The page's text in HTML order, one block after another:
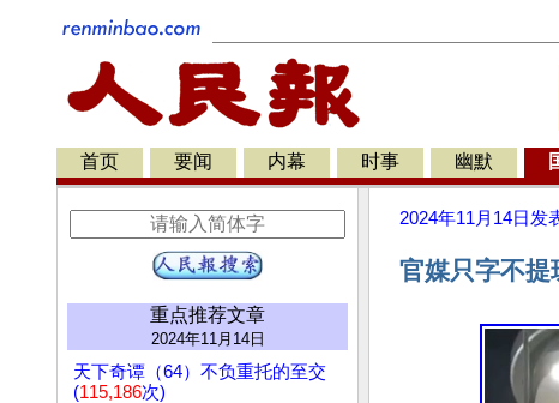
首页 要闻 内幕 时事 幽默
重点推荐文章
2024年11月14日
天下奇谭（64）不负重托的至交
(115,186次)
2024年11月14日 发
官媒只字不提